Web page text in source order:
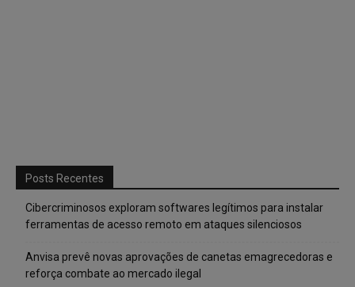
Posts Recentes
Cibercriminosos exploram softwares legítimos para instalar
ferramentas de acesso remoto em ataques silenciosos
Anvisa prevê novas aprovações de canetas emagrecedoras e
reforça combate ao mercado ilegal